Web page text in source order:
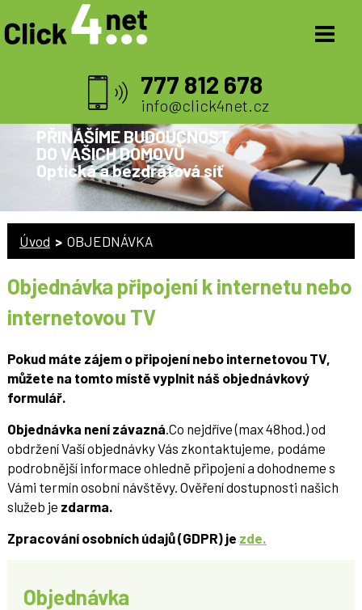
777 812 678
info@click4net.cz
PŘINÁŠÍME BUDOUCNOST
DO VAŠICH DOMOVŮ
Optická a bezdrátová síť
Úvod > OBJEDNÁVKA
Objednávka připojení k internetu nebo
internetovou TV
Pokud máte zájem o připojení nebo internetovou TV,
můžete na tomto místě vyplnit náš objednávkový
formulář.
Objednávka není závazná .Co nejdříve (max 48hod.) od
obdržení Vaší objednávky Vás zkontaktujeme, podáme
podrobnější informace ohledně připojení a dohodneme s
Vámi termín osobní návštěvy. Ověření dostupnosti našich
služeb je zdarma.
Zpracování osobních údajů (GDPR) je zde.
Objednávka